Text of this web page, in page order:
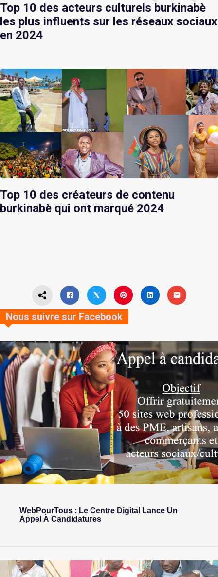
Top 10 des acteurs culturels burkinabè
les plus influents sur les réseaux sociaux
en 2024
Top 10 des créateurs de contenu
burkinabè qui ont marqué 2024
Nous suivre sur Facebook
WebPourTous : Le Centre Digital Lance Un
Appel À Candidatures